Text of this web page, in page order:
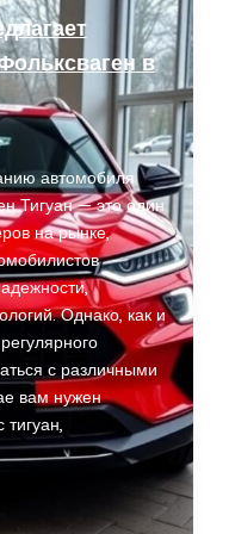
в
автомобиля
Тигуан — это один
на рынке,
Однако, как и
с различными
вам нужен